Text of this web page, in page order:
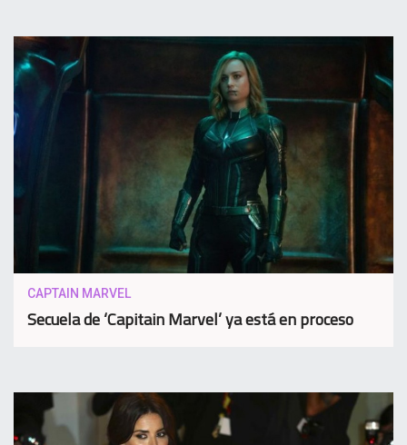
CAPTAIN MARVEL
Secuela de ‘Capitain Marvel’ ya está en proceso